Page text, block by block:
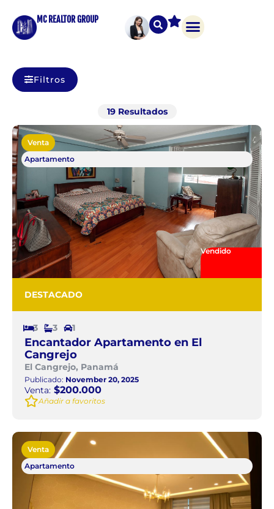
MC REALTOR GROUP
Filtros
19Resultados
Venta
Apartamento
Vendido
DESTACADO
3 3 1
Encantador Apartamento en El
Cangrejo
El Cangrejo, Panamá
Publicado: November 20, 2025
Venta: $200.000
Añadir a favoritos
Venta
Apartamento